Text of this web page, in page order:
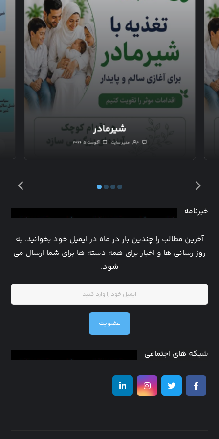
شیرمادر
آگوست ۵, ۲۰۲۶ مدیر سایت ۰
خبرنامه
آخرین مطالب را چندین بار در ماه در ایمیل خود بخوانید. به
روز رسانی ها و اخبار برای همه دسته ها برای شما ارسال می
شود.
عضویت
شبکه های اجتماعی